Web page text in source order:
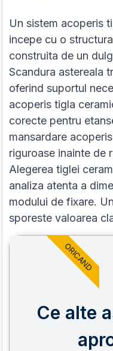
Un sistem acoperis
incepe cu o
construita de un
Scandura astereala
oferind suportul
acoperis tigla
corecte pentru
mansardare
riguroase inainte de
Alegerea tiglei
analiza atenta a
modului de fixare.
sporeste valoarea
Ce alte
ORICAND